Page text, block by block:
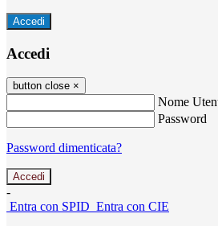
Accedi
Accedi
button close ×
Nome
Password
Password dimenticata?
-
Entra con SPID Entra con CIE